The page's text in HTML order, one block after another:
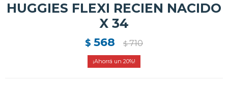
HUGGIES FLEXI RECIEN NACIDO
X 34
$ 568 $ 710
20